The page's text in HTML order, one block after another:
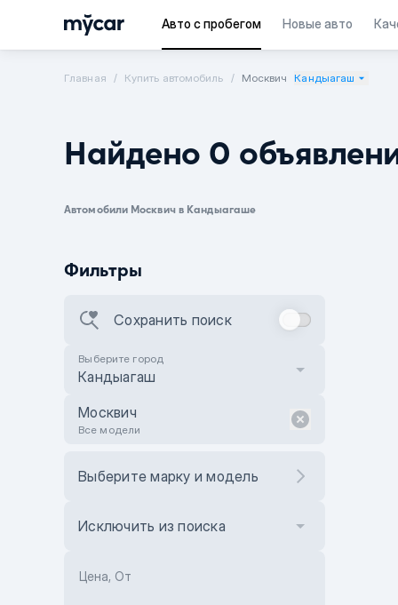
Авто с пробегом Новые авто
Главная Купить автомобиль Москвич Кандыагаш
Найдено 0
Автомобили Москвич в Кандыагаше
Фильтры
Сохранить поиск
Выберите город
Кандыагаш
Москвич
Все модели
Выберите марку и модель
Исключить из поиска
Цена, От